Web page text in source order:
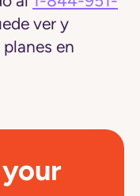
ver y
en